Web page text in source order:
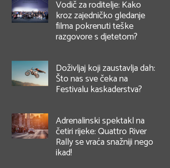
Vodič za roditelje: Kako
kroz zajedničko gledanje
filma pokrenuti teške
razgovore s djetetom?
Doživljaj koji zaustavlja dah:
Što nas sve čeka na
Festivalu kaskaderstva?
Adrenalinski spektakl na
četiri rijeke: Quattro River
Rally se vraća snažniji nego
ikad!